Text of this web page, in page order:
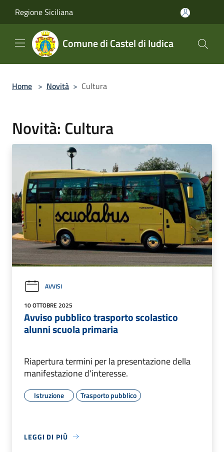
Regione Siciliana
Comune di Castel di Iudica
Home > Novità > Cultura
Novità: Cultura
AVVISI
10 OTTOBRE 2025
Avviso pubblico trasporto scolastico
alunni scuola primaria
Riapertura termini per la presentazione della
manifestazione d'interesse.
Istruzione Trasporto pubblico
LEGGI DI PIÙ